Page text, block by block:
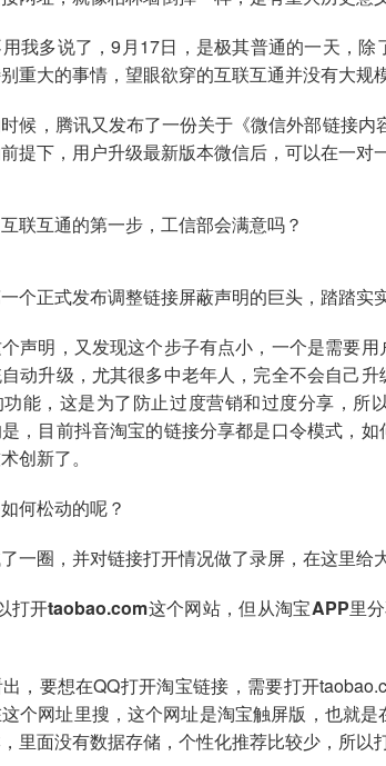
我多说了，9月17日，是极其普通的一天，
重大的事情，望眼欲穿的互联互通并没有大规
候，腾讯又发布了一份关于《微信外部链接内
提下，用户升级最新版本微信后，可以在一对
个正式发布调整链接屏蔽声明的巨头，踏踏实
声明，又发现这个步子有点小，一个是需要
动升级，尤其很多中老年人，完全不会自己
能，这是为了防止过度营销和过度分享，所
，目前抖音淘宝的链接分享都是口令模式，
创新了。
何松动的呢？
一圈，并对链接打开情况做了录屏，在这里给
打开taobao.com这个网站，但从淘宝APP里
，要想在QQ打开淘宝链接，需要打开
个网址里搜，这个网址是淘宝触屏版，也就
里面没有数据存储，个性化推荐比较少，所以